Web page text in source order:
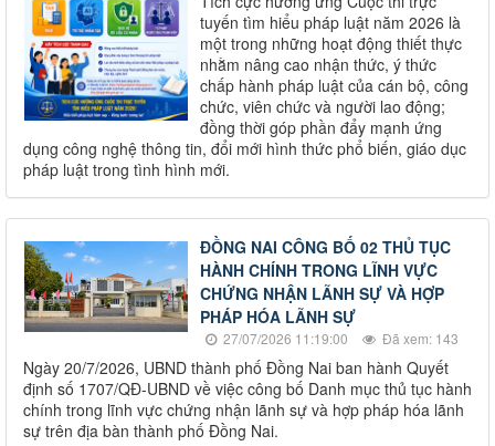
tuyến tìm hiểu pháp luật năm 2026 là
một trong những hoạt động thiết thực
nhằm nâng cao nhận thức, ý thức
chấp hành pháp luật của cán bộ, công
chức, viên chức và người lao động;
đồng thời góp phần đẩy mạnh ứng
dụng công nghệ thông tin, đổi mới hình thức phổ biến, giáo dục
pháp luật trong tình hình mới.
ĐỒNG NAI CÔNG BỐ 02 THỦ TỤC
HÀNH CHÍNH TRONG LĨNH VỰC
CHỨNG NHẬN LÃNH SỰ VÀ HỢP
PHÁP HÓA LÃNH SỰ
27/07/2026 11:19:00 Đã xem: 143
Ngày 20/7/2026, UBND thành phố Đồng Nai ban hành Quyết
định số 1707/QĐ-UBND về việc công bố Danh mục thủ tục hành
chính trong lĩnh vực chứng nhận lãnh sự và hợp pháp hóa lãnh
sự trên địa bàn thành phố Đồng Nai.